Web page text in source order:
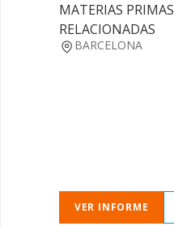
MATERIAS PRIMAS
RELACIONADAS
BARCELONA
VER INFORME